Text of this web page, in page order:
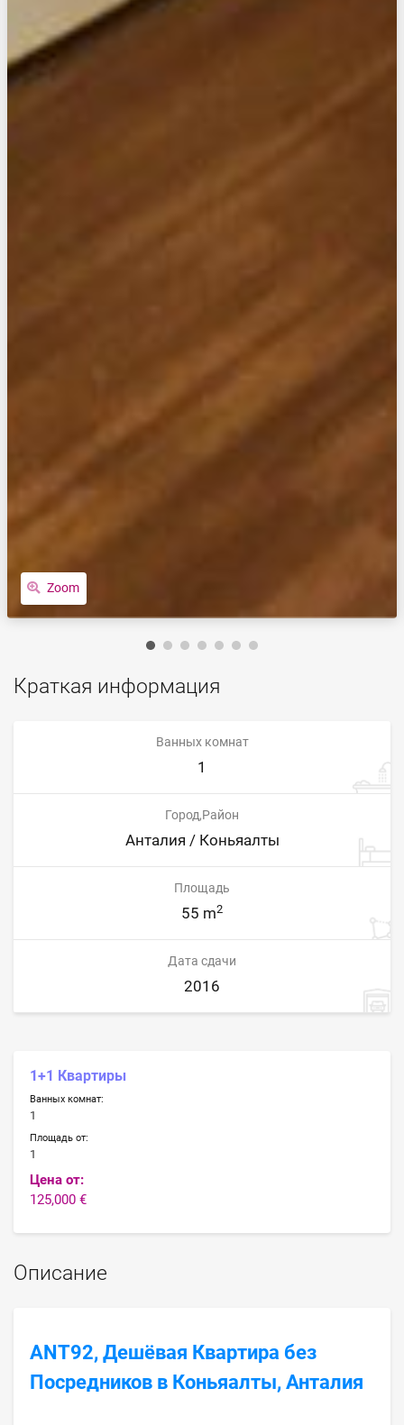
Zoom
Краткая информация
Ванных комнат
1
Город,Район
Анталия / Коньяалты
Площадь
55 m2
Дата сдачи
2016
1+1 Квартиры
Ванных комнат:
1
Площадь от:
1
Цена от:
125,000 €
Описание
ANT92, Дешёвая Квартира без
Посредников в Коньяалты, Анталия